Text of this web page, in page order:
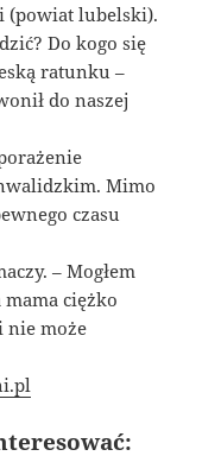
(powiat lubelski).
Do kogo się
ratunku –
do naszej
Mimo
czasu
– Mogłem
mama ciężko
nie może